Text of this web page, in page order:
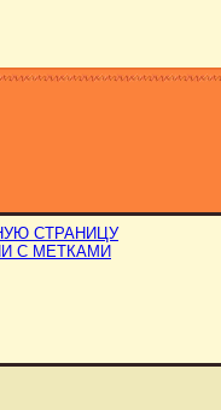
СТРАНИЦУ
С МЕТКАМИ